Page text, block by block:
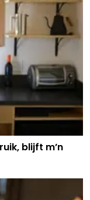
blijft m’n